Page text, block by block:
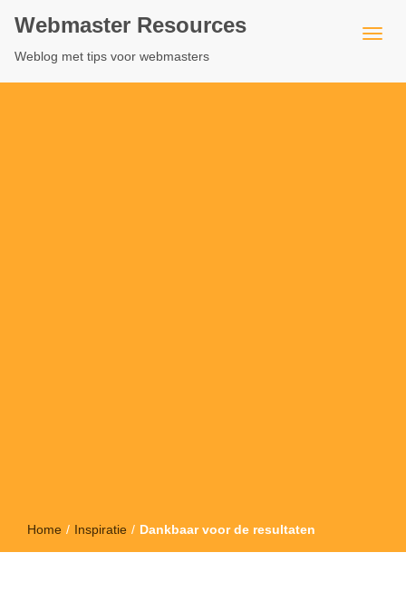
Webmaster Resources
Weblog met tips voor webmasters
Home / Inspiratie / Dankbaar voor de resultaten